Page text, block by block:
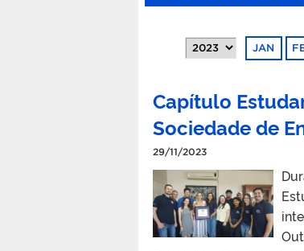
JAN
Capítulo
Sociedade de
29/11/2023